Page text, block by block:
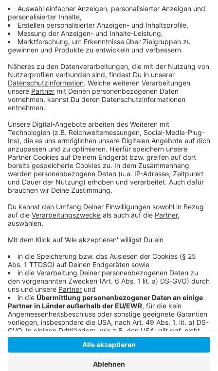
bis Anfang September in derKunsthalleausgestellt.
Anzeige
Weitere Infos und Links zum Thema:
Anzeige
Hier geht es zum Programm
Die Bernd-und-Hilla-Becher-Preis-Woche
Preis für Popkultur wird erstmals in Düsseldorf
verliehen
Mascha Schilinski gewinnt Preis der Jury in Cannes
Anzeige
Anzeige